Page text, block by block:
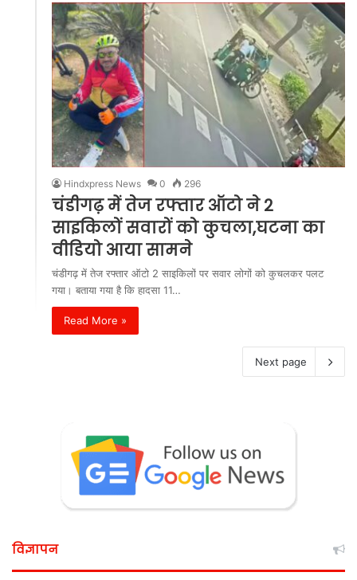
Hindxpress News 0 296
चंडीगढ़ में तेज रफ्तार ऑटो ने 2
साइकिलों सवारों को कुचला,घटना का
वीडियो आया सामने
चंडीगढ़ में तेज रफ्तार ऑटो 2 साइकिलों पर सवार लोगों को कुचलकर पलट
गया। बताया गया है कि हादसा 11…
Read More »
Next page
विज्ञापन